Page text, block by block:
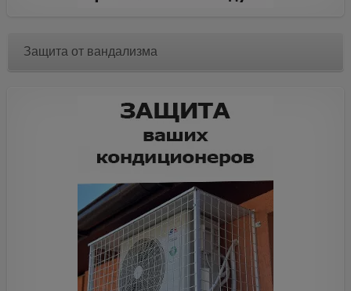
Защита от вандализма